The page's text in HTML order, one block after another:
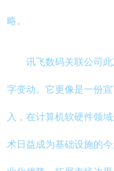
略。
讯飞数码关联公司
字变动。它更像是一份
入，在计算机软硬件领
术日益成为基础设施的